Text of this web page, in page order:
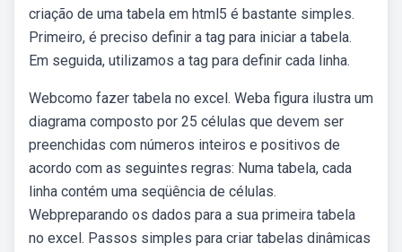
criação de uma tabela em html5 é bastante simples.
Primeiro, é preciso definir a tag para iniciar a tabela.
Em seguida, utilizamos a tag para definir cada linha.
Webcomo fazer tabela no excel. Weba figura ilustra um
diagrama composto por 25 células que devem ser
preenchidas com números inteiros e positivos de
acordo com as seguintes regras: Numa tabela, cada
linha contém uma seqüência de células.
Webpreparando os dados para a sua primeira tabela
no excel. Passos simples para criar tabelas dinâmicas